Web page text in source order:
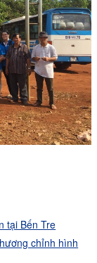
tại Bến Tre
chỉnh hình